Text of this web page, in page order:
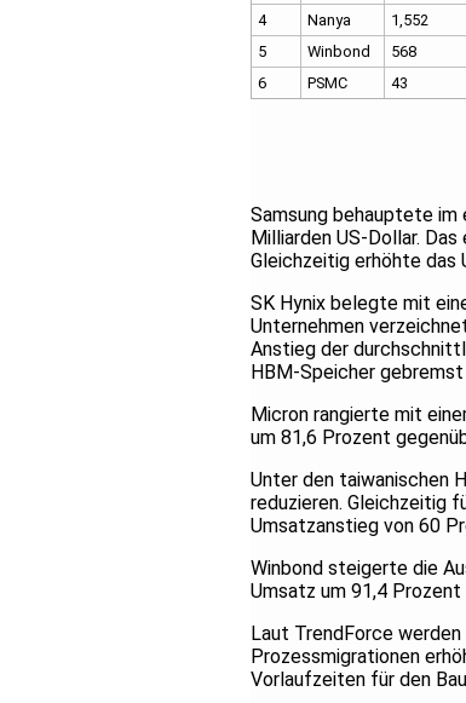
4
Nanya 1,552
5
Winbond 568
6
PSMC 43
1Q26
Samsung behauptete im
Milliarden US-Dollar.
Gleichzeitig erhöhte das
SK Hynix belegte mit
Unternehmen
Anstieg der
HBM-Speicher gebremst
Micron rangierte mit
um 81,6 Prozent
Unter den taiwanischen
reduzieren. Gleichzeitig
Umsatzanstieg von 60
Winbond steigerte die
Umsatz um 91,4
Laut TrendForce
Prozessmigrationen
Vorlaufzeiten für den